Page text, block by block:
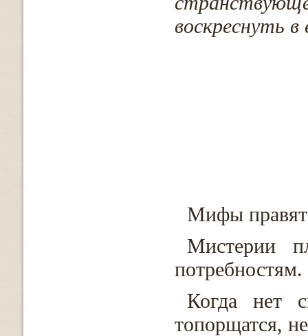
воскреснуть
Мифы правят
Мистерии
потребностям.
Когда нет
топорщатся,